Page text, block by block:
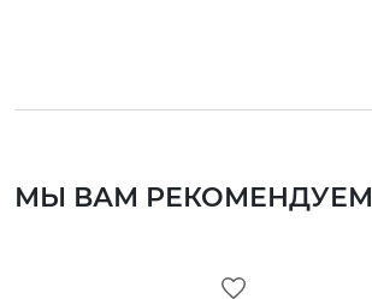
МЫ ВАМ РЕКОМЕНДУЕМ